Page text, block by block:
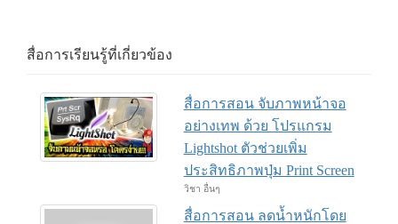
สื่อการเรียนรู้ที่เกี่ยวข้อง
สื่อการสอน จับภาพหน้าจอ
อย่างเทพ ด้วย โปรแกรม
Lightshot ตัวช่วยเพิ่ม
ประสิทธิภาพปุ่ม Print Screen
วิชา อื่นๆ
สื่อการสอน ลดน้ำหนักโดย